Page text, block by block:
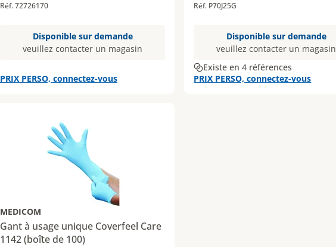
Réf. 72726170
Disponible sur demande
veuillez contacter un magasin
PRIX PERSO, connectez-vous
Réf. P70J25G
Disponible sur demande
veuillez contacter un magasin
Existe en 4 références
PRIX PERSO, connectez-vous
MEDICOM
Gant à usage unique Coverfeel Care
1142 (boîte de 100)